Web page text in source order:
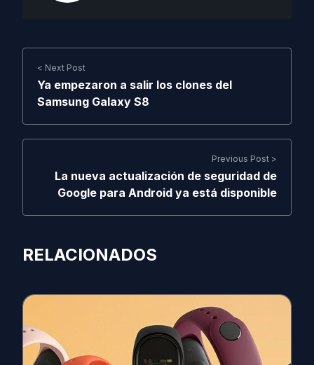
< Next Post
Ya empezaron a salir los clones del
Samsung Galaxy S8
Previous Post >
La nueva actualización de seguridad de
Google para Android ya está disponible
RELACIONADOS